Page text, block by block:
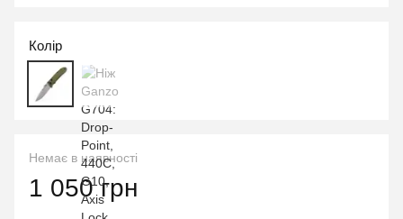
Колір
Немає в наявності
1 050 грн